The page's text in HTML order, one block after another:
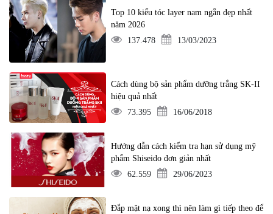
Top 10 kiểu tóc layer nam ngắn đẹp nhất
năm 2026
137.478
13/03/2023
Cách dùng bộ sản phẩm dưỡng trắng SK-II
hiệu quả nhất
73.395
16/06/2018
Hướng dẫn cách kiểm tra hạn sử dụng mỹ
phẩm Shiseido đơn giản nhất
62.559
29/06/2023
Đắp mặt nạ xong thì nên làm gì tiếp theo để